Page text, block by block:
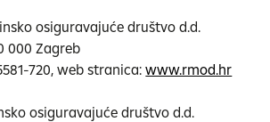
osiguravajuće društvo d.d.
000 Zagreb
720, web stranica:www.rmod.hr
osiguravajuće društvo d.d.